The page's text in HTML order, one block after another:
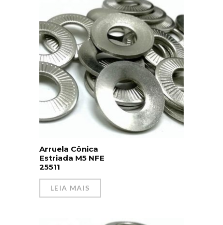
Arruela Cônica
Estriada M5 NFE
25511
LEIA MAIS